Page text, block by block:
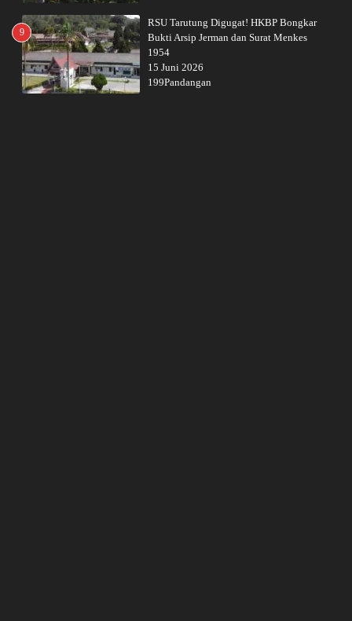
9
RSU Tarutung Digugat! HKBP Bongkar
Bukti Arsip Jerman dan Surat Menkes
1954
15 Juni 2026
199Pandangan